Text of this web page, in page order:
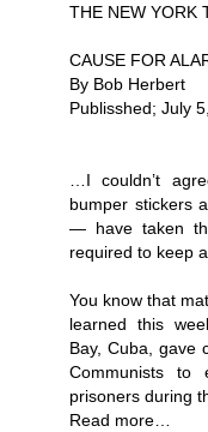
THE NEW YORK
CAUSE FOR
By Bob Herbert
Publisshed; July
…I couldn’t
bumper stickers
— have taken
required to keep
You know that
learned this
Bay, Cuba, gave
Communists to
prisoners during
Read more…